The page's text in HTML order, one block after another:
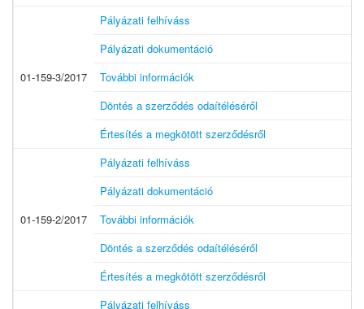
01-159-3/2017
Pályázati felhíváss
Pályázati dokumentáció
További információk
Döntés a szerződés odaítéléséről
Értesítés a megkötött szerződésről
01-159-2/2017
Pályázati felhíváss
Pályázati dokumentáció
További információk
Döntés a szerződés odaítéléséről
Értesítés a megkötött szerződésről
Pályázati felhíváss